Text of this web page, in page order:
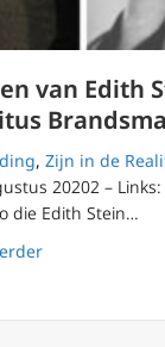
Compiègne heilig
van Edith
Brandsma
, Zijn in de
20202 –
die Edith Stein…
about Lessen